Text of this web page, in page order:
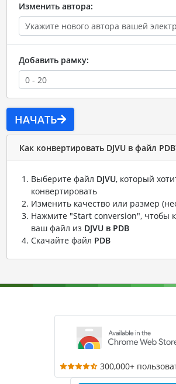
Изменить автора:
Добавить рамку:
НАЧАТЬ
Как конвертировать DJVU в файл
Выберите файл DJVU, который
конвертировать
Изменить качество или размер
Нажмите "Start conversion", чтобы
ваш файл из DJVU в PDB
Скачайте файл PDB
300,000+